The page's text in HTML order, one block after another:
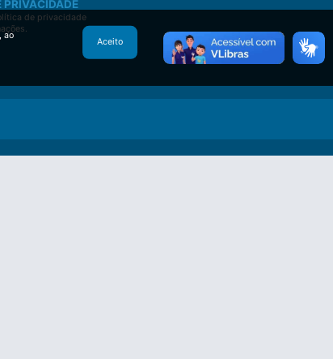
PRIVACIDADE
de privacidade
ao
Aceito